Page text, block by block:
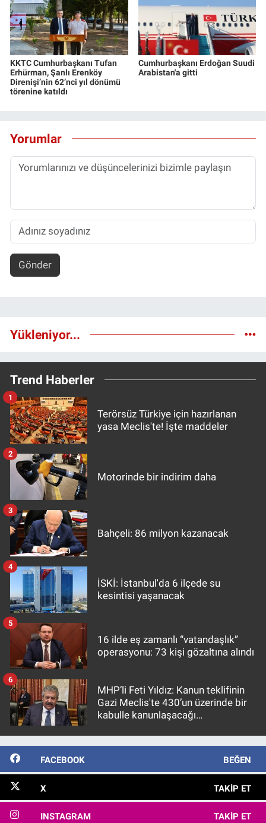
KKTC Cumhurbaşkanı Tufan
Erhürman, Şanlı Erenköy
Direnişi’nin 62’nci yıl dönümü
törenine katıldı
Cumhurbaşkanı Erdoğan Suudi
Arabistan'a gitti
Yorumlar
Gönder
Yükleniyor...
Trend Haberler
Terörsüz Türkiye için hazırlanan
yasa Meclis'te! İşte maddeler
1
Motorinde bir indirim daha
2
Bahçeli: 86 milyon kazanacak
3
İSKİ: İstanbul'da 6 ilçede su
kesintisi yaşanacak
4
16 ilde eş zamanlı “vatandaşlık”
operasyonu: 73 kişi gözaltına alındı
5
MHP’li Feti Yıldız: Kanun teklifinin
Gazi Meclis'te 430’un üzerinde bir
kabulle kanunlaşacağı
6
FACEBOOK BEĞEN
X TAKIP ET
INSTAGRAM TAKIP ET